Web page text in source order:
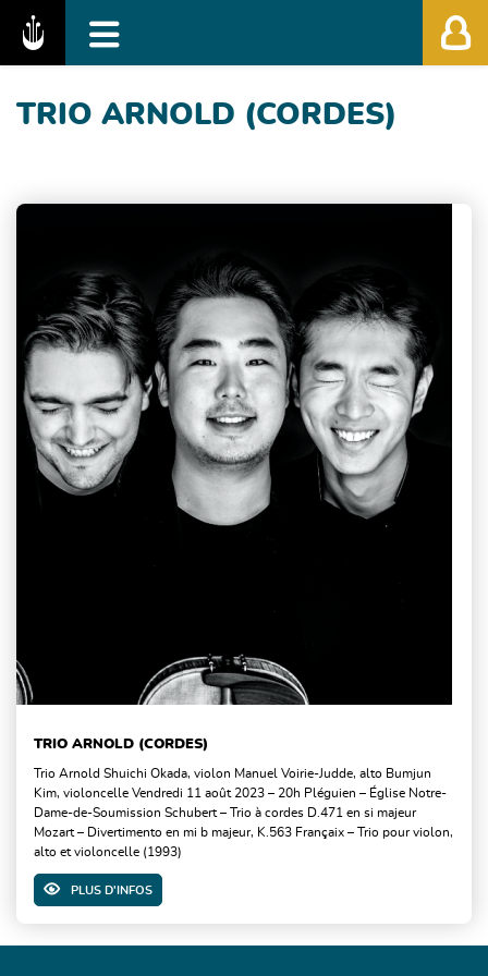
Fédération des Festivals de Musique
TRIO ARNOLD (CORDES)
TRIO ARNOLD (CORDES)
Trio Arnold Shuichi Okada, violon Manuel Voirie-Judde, alto Bumjun
Kim, violoncelle Vendredi 11 août 2023 – 20h Pléguien – Église Notre-
Dame-de-Soumission Schubert – Trio à cordes D.471 en si majeur
Mozart – Divertimento en mi b majeur, K.563 Françaix – Trio pour violon,
alto et violoncelle (1993)
PLUS D'INFOS